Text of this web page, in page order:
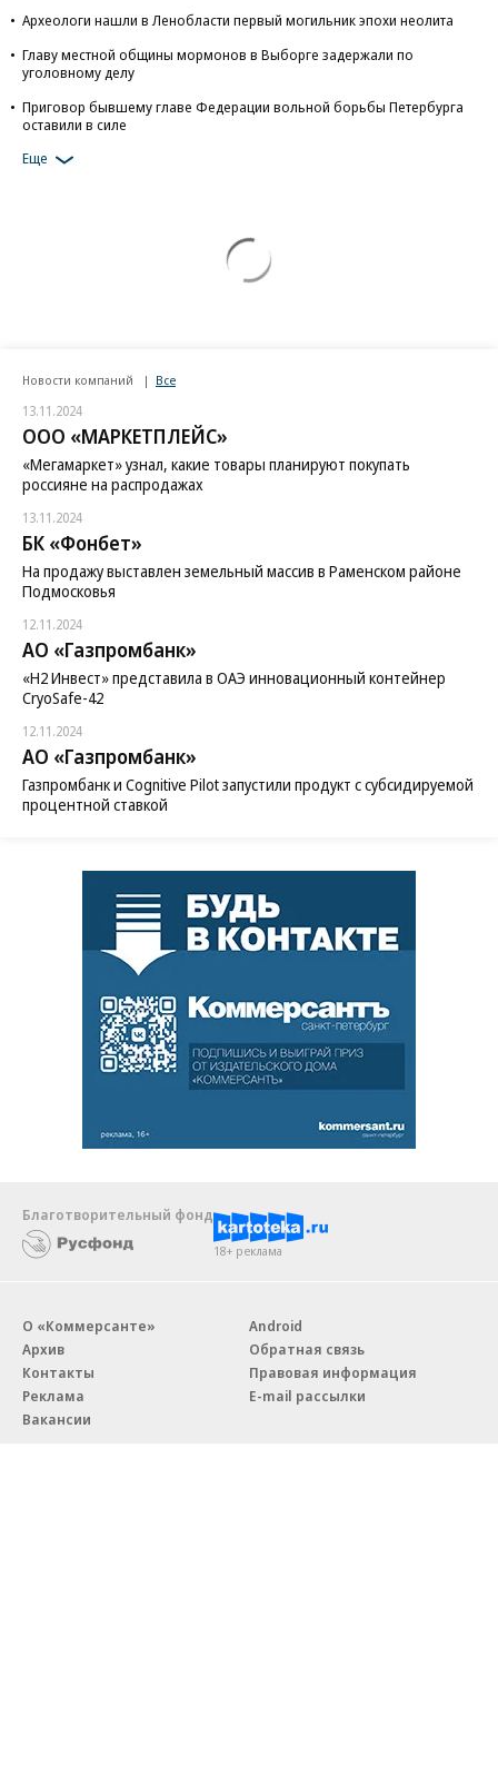
Археологи нашли в Ленобласти первый могильник эпохи неолита
Главу местной общины мормонов в Выборге задержали по
уголовному делу
Приговор бывшему главе Федерации вольной борьбы Петербурга
оставили в силе
Еще
Новости компаний Все
13.11.2024
ООО «МАРКЕТПЛЕЙС»
«Мегамаркет» узнал, какие товары планируют покупать
россияне на распродажах
13.11.2024
БК «Фонбет»
На продажу выставлен земельный массив в Раменском районе
Подмосковья
12.11.2024
АО «Газпромбанк»
«H2 Инвест» представила в ОАЭ инновационный контейнер
CryoSafe-42
12.11.2024
АО «Газпромбанк»
Газпромбанк и Cognitive Pilot запустили продукт с субсидируемой
процентной ставкой
Благотворительный фонд
18+ реклама
О «Коммерсанте»
Архив
Контакты
Реклама
Вакансии
Android
Обратная связь
Правовая информация
E-mail рассылки